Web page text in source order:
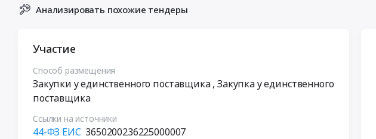
Анализировать похожие тендеры
Участие
Способ размещения
Закупки у единственного поставщика, Закупка у единственного
поставщика
Ссылки на источники
44-ФЗ ЕИС 3650200236225000007